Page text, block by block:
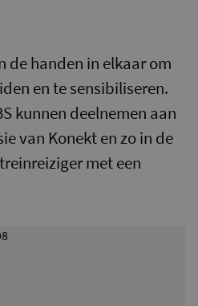
de handen in elkaar om
en te sensibiliseren.
kunnen deelnemen aan
van Konekt en zo in de
met een